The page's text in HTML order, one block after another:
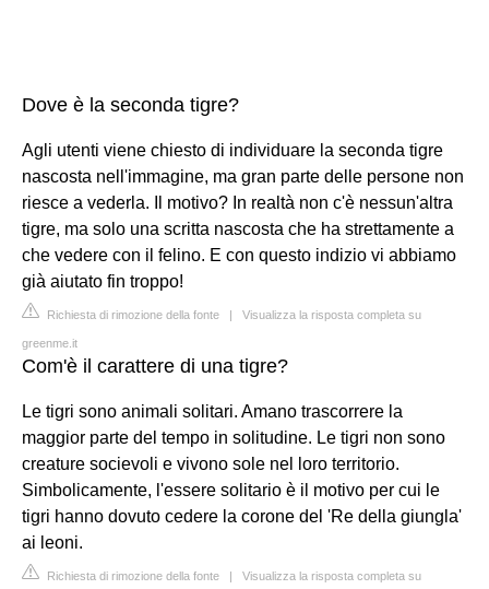
Dove è la seconda tigre?
Agli utenti viene chiesto di individuare la seconda tigre
nascosta nell'immagine, ma gran parte delle persone non
riesce a vederla. Il motivo? In realtà non c'è nessun'altra
tigre, ma solo una scritta nascosta che ha strettamente a
che vedere con il felino. E con questo indizio vi abbiamo
già aiutato fin troppo!
Richiesta di rimozione della fonte | Visualizza la risposta completa su
greenme.it
Com'è il carattere di una tigre?
Le tigri sono animali solitari. Amano trascorrere la
maggior parte del tempo in solitudine. Le tigri non sono
creature socievoli e vivono sole nel loro territorio.
Simbolicamente, l'essere solitario è il motivo per cui le
tigri hanno dovuto cedere la corone del 'Re della giungla'
ai leoni.
Richiesta di rimozione della fonte | Visualizza la risposta completa su